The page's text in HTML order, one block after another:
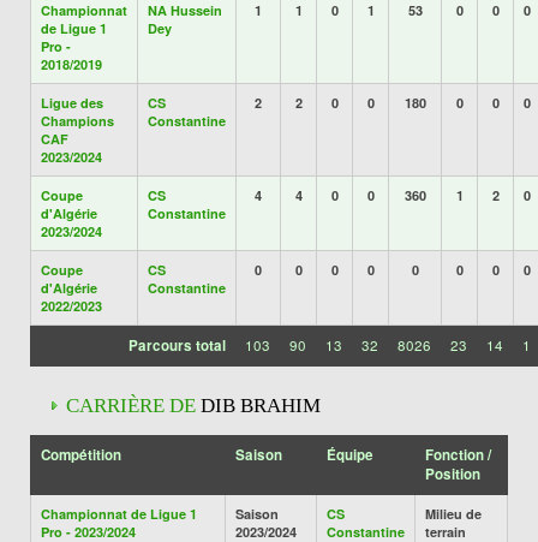
Championnat
de Ligue 1
Pro -
2018/2019
NA Hussein
Dey
1 1 0 1 53 0 0 0
Ligue des
Champions
CAF
2023/2024
CS
Constantine
2 2 0 0 180 0 0 0
Coupe
d'Algérie
2023/2024
CS
Constantine
4 4 0 0 360 1 2 0
Coupe
d'Algérie
2022/2023
CS
Constantine
0 0 0 0 0 0 0 0
Parcours total 103 90 13 32 8026 23 14 1
CARRIÈRE DE DIB BRAHIM
Compétition Saison Équipe
Fonction /
Position
Championnat de Ligue 1
Pro - 2023/2024
Saison
2023/2024
CS
Constantine
Milieu de
terrain